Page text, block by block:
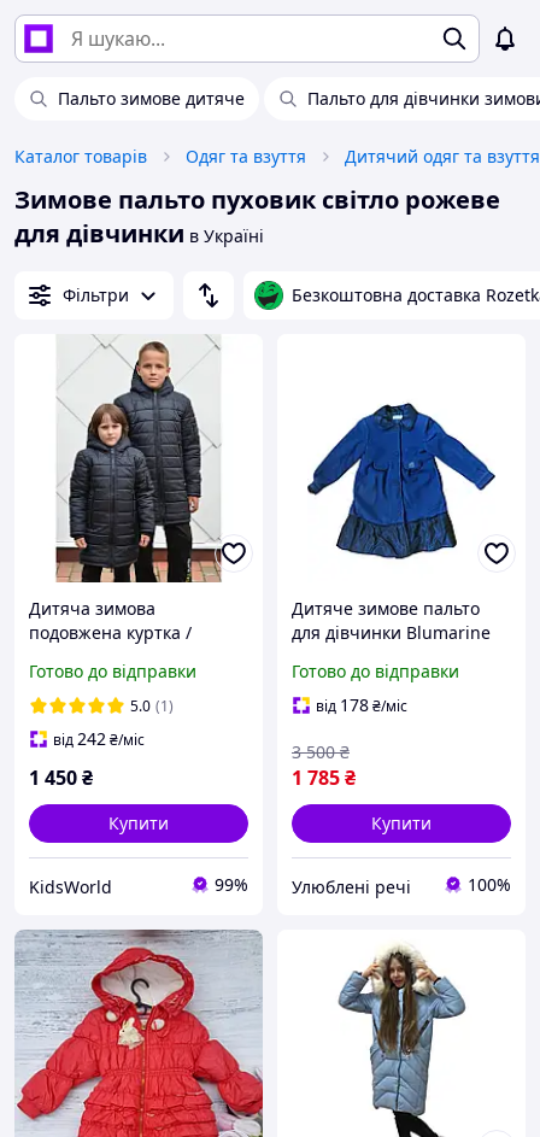
Пальто зимове дитяче Пальто для дівчинки
Каталог товарів Одяг та взуття Дитячий одяг та взуття
Зимове пальто пуховик світло рожеве
для дівчинки в Україні
Фільтри Безкоштовна доставка
Дитяча зимова
подовжена куртка /
хлопчика Pleses, колір
темно-синій, розміри 158-
170
Готово до відправки
5.0 (1)
від242₴/міс
1 450₴
Купити
KidsWorld 99%
Дитяче зимове пальто
для дівчинки Blumarine
Готово до відправки
від 178₴/міс
1 785₴
3 500 ₴
Купити
Улюблені речі 100%